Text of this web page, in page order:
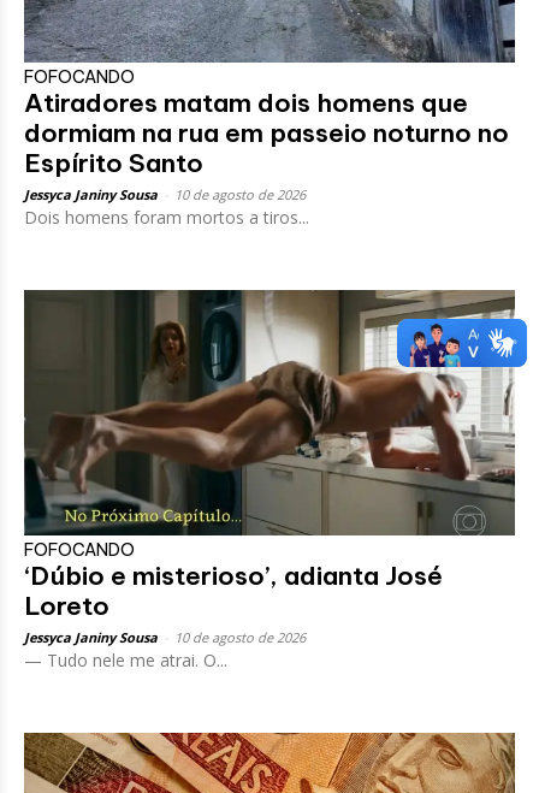
FOFOCANDO
Atiradores matam dois homens que
dormiam na rua em passeio noturno no
Espírito Santo
Jessyca Janiny Sousa 10 de agosto de 2026
Dois homens foram mortos a tiros...
FOFOCANDO
‘Dúbio e misterioso’, adianta José
Loreto
Jessyca Janiny Sousa 10 de agosto de 2026
— Tudo nele me atrai. O...